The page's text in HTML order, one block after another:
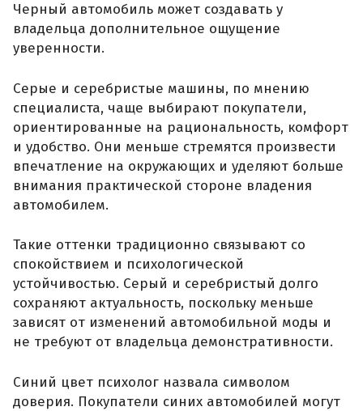
Черный автомобиль может создавать у
владельца дополнительное ощущение
уверенности.
Серые и серебристые машины, по мнению
специалиста, чаще выбирают покупатели,
ориентированные на рациональность, комфорт
и удобство. Они меньше стремятся произвести
впечатление на окружающих и уделяют больше
внимания практической стороне владения
автомобилем.
Такие оттенки традиционно связывают со
спокойствием и психологической
устойчивостью. Серый и серебристый долго
сохраняют актуальность, поскольку меньше
зависят от изменений автомобильной моды и
не требуют от владельца демонстративности.
Синий цвет психолог назвала символом
доверия. Покупатели синих автомобилей могут